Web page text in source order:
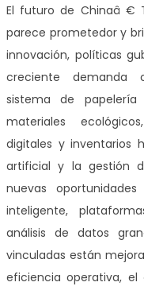
El futuro de Chinaâ €
parece prometedor y
innovación, políticas
creciente demanda
sistema de
materiales
digitales y inventarios
artificial y la gestión
nuevas
inteligente,
análisis de datos
vinculadas están
eficiencia operativa,